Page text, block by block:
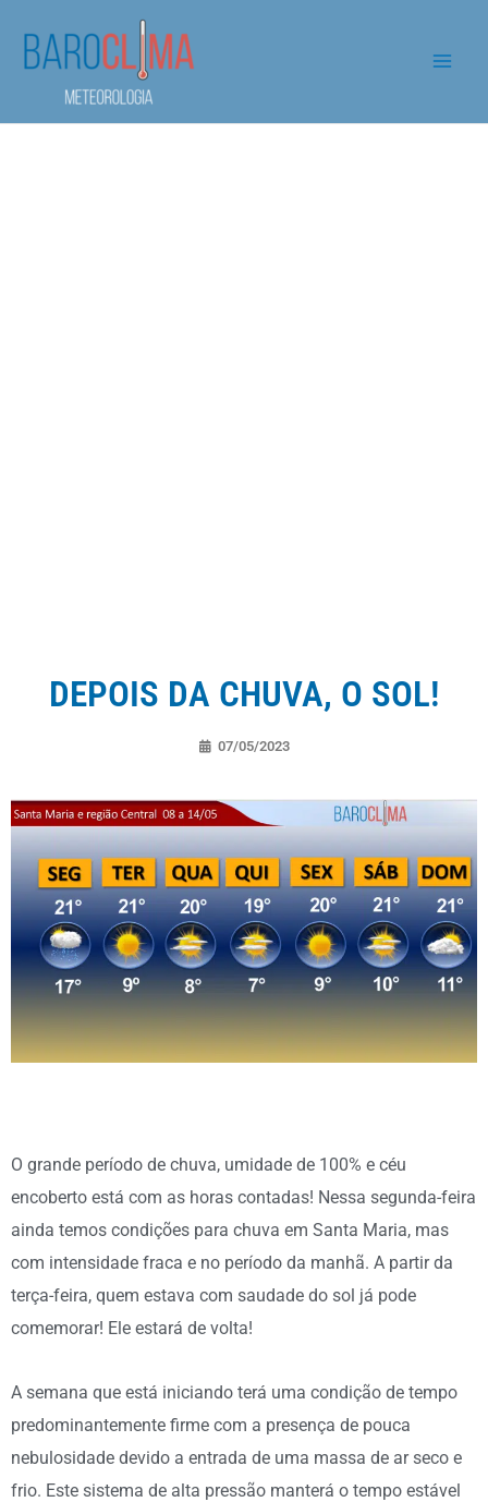
DEPOIS DA CHUVA, O SOL!
07/05/2023
O grande período de chuva, umidade de 100% e céu
encoberto está com as horas contadas! Nessa segunda-feira
ainda temos condições para chuva em Santa Maria, mas
com intensidade fraca e no período da manhã. A partir da
terça-feira, quem estava com saudade do sol já pode
comemorar! Ele estará de volta!
A semana que está iniciando terá uma condição de tempo
predominantemente firme com a presença de pouca
nebulosidade devido a entrada de uma massa de ar seco e
frio. Este sistema de alta pressão manterá o tempo estável